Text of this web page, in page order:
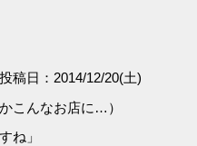
稿日：2014/12/20(土)
こんなお店に…）
ね」